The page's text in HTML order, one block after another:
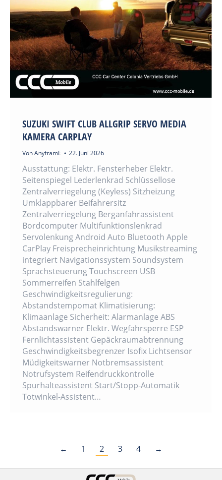
SUZUKI SWIFT CLUB ALLGRIP SERVO MEDIA
KAMERA CARPLAY
VonAnyframE 22. Juni 2026
Ausstattung: Elektr. Fensterheber Elektr.
Seitenspiegel Lederlenkrad Schlüssellose
Zentralverriegelung (Keyless) Sitzheizung
Umklappbarer Beifahrersitz
Zentralverriegelung Berganfahrassistent
Bordcomputer Multifunktionslenkrad
Servolenkung Android Auto Bluetooth Apple
CarPlay Freisprecheinrichtung Musikstreaming
integriert Navigationssystem Soundsystem
Sprachsteuerung Touchscreen USB
Sommerreifen Stahlfelgen
Geschwindigkeitsregulierung:
Abstandstempomat Klimatisierung:
Klimaanlage Sicherheit: Alarmanlage ABS
Abstandswarner Elektr. Wegfahrsperre ESP
Fernlichtassistent Gepäckraumabtrennung
Geschwindigkeitsbegrenzer Isofix Lichtsensor
Müdigkeitswarner Notbremsassistent
Notrufsystem Reifendruckkontrolle
Spurhalteassistent Start/Stopp-Automatik
Totwinkel-Assistent…
← 1 2 3 4 →